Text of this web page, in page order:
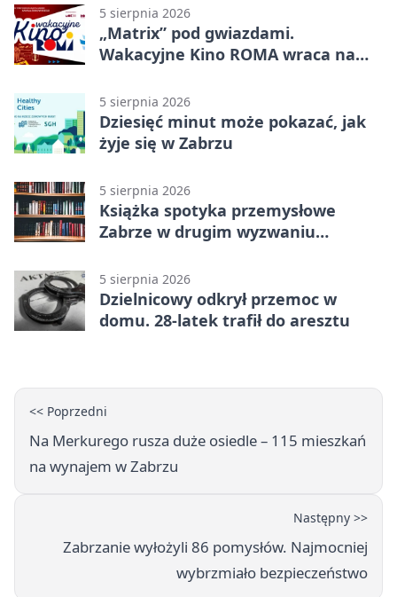
5 sierpnia 2026
„Matrix” pod gwiazdami.
Wakacyjne Kino ROMA wraca na
5 sierpnia 2026
Dziesięć minut może pokazać, jak
żyje się w Zabrzu
5 sierpnia 2026
Książka spotyka przemysłowe
Zabrze w drugim wyzwaniu
5 sierpnia 2026
Dzielnicowy odkrył przemoc w
domu. 28-latek trafił do aresztu
<< Poprzedni
Na Merkurego rusza duże osiedle – 115 mieszkań
na wynajem w Zabrzu
Następny >>
Zabrzanie wyłożyli 86 pomysłów. Najmocniej
wybrzmiało bezpieczeństwo